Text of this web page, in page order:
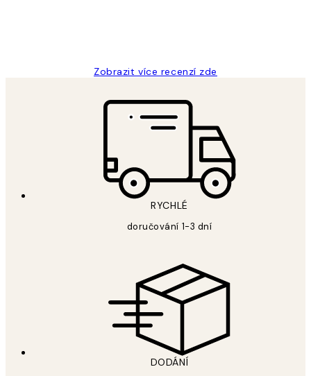
Zobrazit více recenzí zde
RYCHLÉ
doručování 1-3 dní
DODÁNÍ